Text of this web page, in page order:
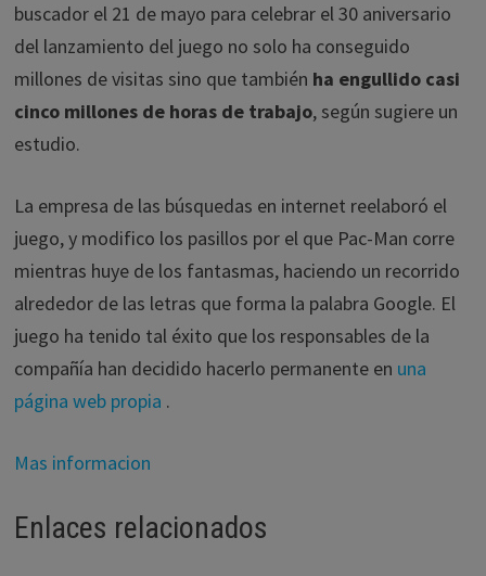
buscador el 21 de mayo para celebrar el 30 aniversario
del lanzamiento del juego no solo ha conseguido
millones de visitas sino que también ha engullido casi
cinco millones de horas de trabajo, según sugiere un
estudio.
La empresa de las búsquedas en internet reelaboró el
juego, y modifico los pasillos por el que Pac-Man corre
mientras huye de los fantasmas, haciendo un recorrido
alrededor de las letras que forma la palabra Google. El
juego ha tenido tal éxito que los responsables de la
compañía han decidido hacerlo permanente en una
página web propia .
Mas informacion
Enlaces relacionados